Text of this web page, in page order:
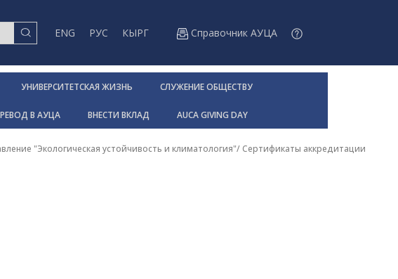
ENG РУС КЫРГ Справочник АУЦА
УНИВЕРСИТЕТСКАЯ ЖИЗНЬ СЛУЖЕНИЕ ОБЩЕСТВУ
В АУЦА ВНЕСТИ ВКЛАД AUCA GIVING DAY
"Экологическая устойчивость и климатология"/ Сертификаты аккредитации